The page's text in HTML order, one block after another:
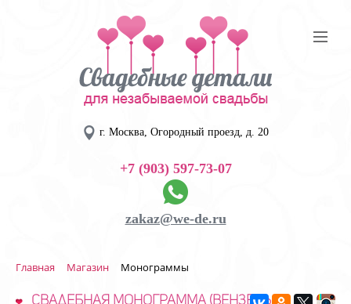
г. Москва, Огородный проезд, д. 20
+7 (903) 597-73-07
zakaz@we-de.ru
Главная Магазин Монограммы
Свадебная монограмма (вензель,